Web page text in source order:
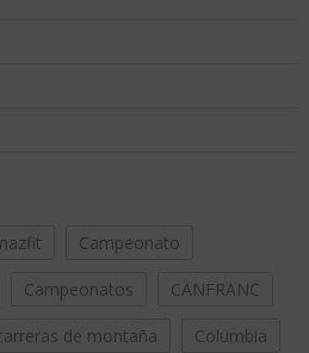
Campeonato
Campeonatos CANFRANC
de montaña Columbia